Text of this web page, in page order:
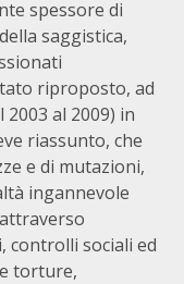
spessore di
saggistica,
riproposto, ad
2003 al 2009) in
riassunto, che
e di mutazioni,
ingannevole
controlli sociali ed
torture,